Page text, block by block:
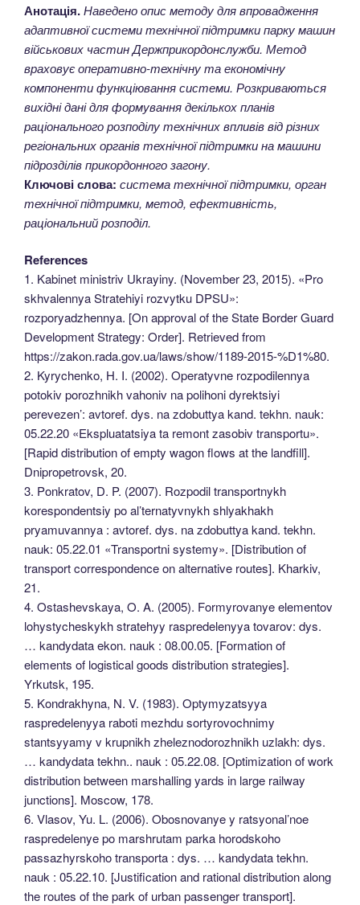
Анотація.Наведено опис методу для впровадження
адаптивної системи технічної підтримки парку машин
військових частин Держприкордонслужби. Метод
враховує оперативно-технічну та економічну
компоненти функціювання системи. Розкриваються
вихідні дані для формування декількох планів
раціонального розподілу технічних впливів від різних
регіональних органів технічної підтримки на машини
підрозділів прикордонного загону.
Ключові слова: система технічної підтримки, орган
технічної підтримки, метод, ефективність,
раціональний розподіл.
References
1. Kabinet ministriv Ukrayiny. (November 23, 2015). «Pro
skhvalennya Stratehiyi rozvytku DPSU»:
rozporyadzhennya. [On approval of the State Border Guard
Development Strategy: Order]. Retrieved from
https://zakon.rada.gov.ua/laws/show/1189-2015-%D1%80.
2. Kyrychenko, H. I. (2002). Operatyvne rozpodilennya
potokiv porozhnikh vahoniv na polihoni dyrektsiyi
perevezen’: avtoref. dys. na zdobuttya kand. tekhn. nauk:
05.22.20 «Ekspluatatsiya ta remont zasobiv transportu».
[Rapid distribution of empty wagon flows at the landfill].
Dnipropetrovsk, 20.
3. Ponkratov, D. P. (2007). Rozpodil transportnykh
korespondentsiy po al’ternatyvnykh shlyakhakh
pryamuvannya : avtoref. dys. na zdobuttya kand. tekhn.
nauk: 05.22.01 «Transportni systemy». [Distribution of
transport correspondence on alternative routes]. Kharkiv,
21.
4. Ostashevskaya, O. A. (2005). Formyrovanye elementov
lohystycheskykh stratehyy raspredelenyya tovarov: dys.
… kandydata ekon. nauk : 08.00.05. [Formation of
elements of logistical goods distribution strategies].
Yrkutsk, 195.
5. Kondrakhyna, N. V. (1983). Optymyzatsyya
raspredelenyya raboti mezhdu sortyrovochnimy
stantsyyamy v krupnikh zheleznodorozhnikh uzlakh: dys.
… kandydata tekhn.. nauk : 05.22.08. [Optimization of work
distribution between marshalling yards in large railway
junctions]. Moscow, 178.
6. Vlasov, Yu. L. (2006). Obosnovanye y ratsyonal’noe
raspredelenye po marshrutam parka horodskoho
passazhyrskoho transporta : dys. … kandydata tekhn.
nauk : 05.22.10. [Justification and rational distribution along
the routes of the park of urban passenger transport].